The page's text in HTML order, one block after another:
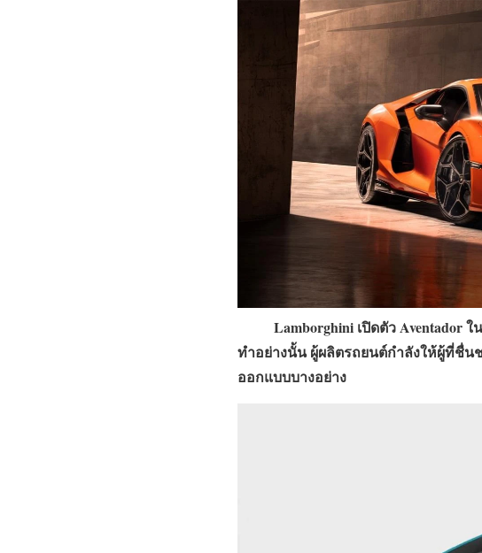
Lamborghini เปิดตัว Aventador ใน
ทำอย่างนั้น ผู้ผลิตรถยนต์กำลังให้ผู้ที่ชื่น
ออกแบบบางอย่าง